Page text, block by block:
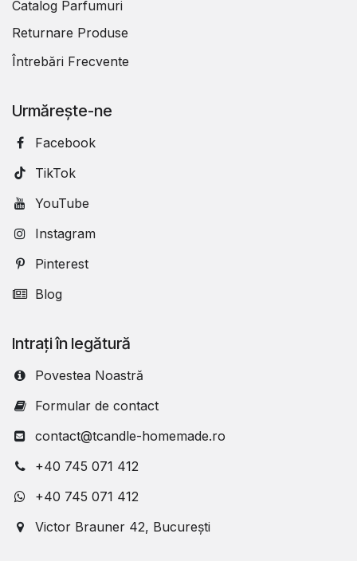
Catalog Parfumuri
Returnare Produse
Întrebări Frecvente
Urmărește-ne
Facebook
TikTok
YouTube
Instagram
Pinterest
Blog
Intrați în legătură
Povestea Noastră
Formular de contact
contact@tcandle-homemade.ro
+40 745 071 412
+40 745 071 412
Victor Brauner 42, București